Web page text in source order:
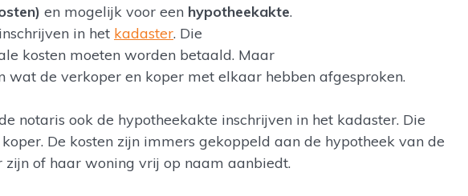
en mogelijk voor een hypotheekakte.
in het kadaster. Die
kosten moeten worden betaald. Maar
wat de verkoper en koper met elkaar hebben afgesproken.
notaris ook de hypotheekakte inschrijven in het kadaster. Die
De kosten zijn immers gekoppeld aan de hypotheek van de
zijn of haar woning vrij op naam aanbiedt.